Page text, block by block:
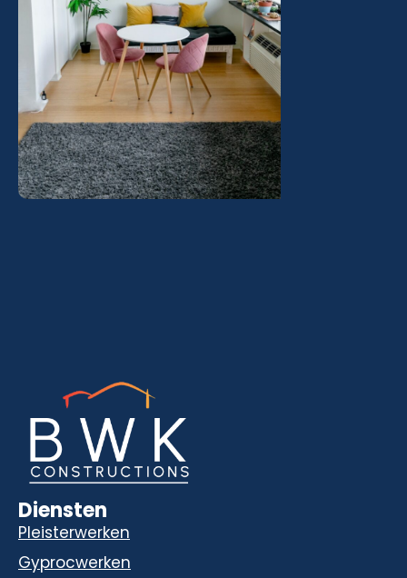
Diensten
Pleisterwerken
Gyprocwerken